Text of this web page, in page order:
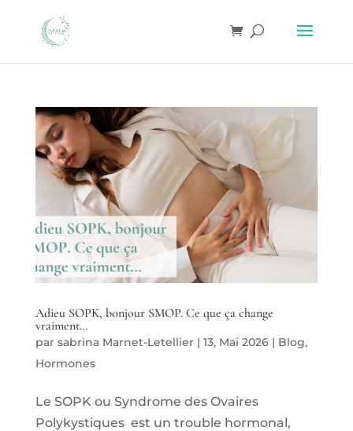
Adieu SOPK, bonjour SMOP. Ce que ça change
vraiment…
par sabrina Marnet-Letellier| 13, Mai 2026| Blog,
Hormones
Le SOPK ou Syndrome des Ovaires
Polykystiques est un trouble hormonal,